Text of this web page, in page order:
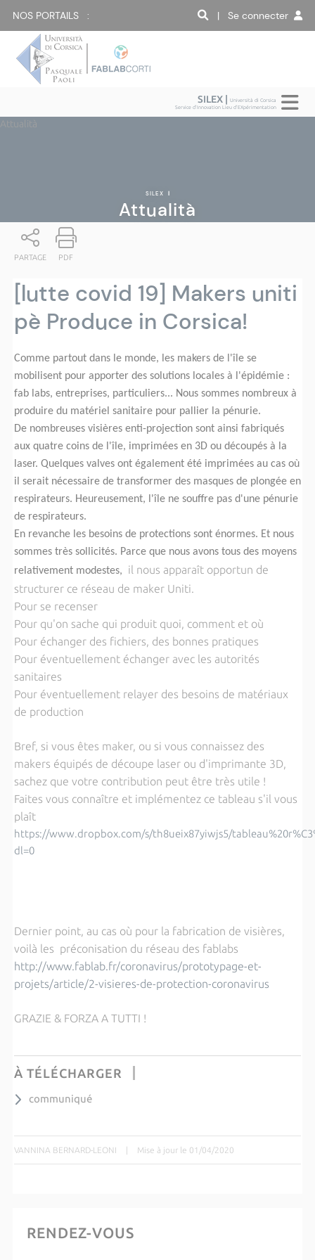
NOS PORTAILS : | Se connecter
SILEX |Università di Corsica
Service d'Innovation Lieu d'EXpérimentation
Attualità
SILEX |
Attualità
PARTAGE PDF
[lutte covid 19] Makers uniti
pè Produce in Corsica!
Comme partout dans le monde, les makers de l'île se
mobilisent pour apporter des solutions locales à l'épidémie :
fab labs, entreprises, particuliers... Nous sommes nombreux à
produire du matériel sanitaire pour pallier la pénurie.
De nombreuses visières enti-projection sont ainsi fabriqués
aux quatre coins de l'île, imprimées en 3D ou découpés à la
laser. Quelques valves ont également été imprimées au cas où
il serait nécessaire de transformer des masques de plongée en
respirateurs. Heureusement, l'île ne souffre pas d'une pénurie
de respirateurs.
En revanche les besoins de protections sont énormes. Et nous
sommes très sollicités. Parce que nous avons tous des moyens
relativement modestes,
il nous apparaît opportun de
structurer ce réseau de maker Uniti.
Pour se recenser
Pour qu'on sache qui produit quoi, comment et où
Pour échanger des fichiers, des bonnes pratiques
Pour éventuellement échanger avec les autorités
sanitaires
Pour éventuellement relayer des besoins de matériaux
de production
Bref, si vous êtes maker, ou si vous connaissez des
makers équipés de découpe laser ou d'imprimante 3D,
sachez que votre contribution peut être très utile !
Faites vous connaître et implémentez ce tableau s'il vous
plaît
https://www.dropbox.com/s/th8ueix87yiwjs5/
dl=0
Dernier point, au cas où pour la fabrication de visières,
voilà les préconisation du réseau des fablabs
http://www.fablab.fr/coronavirus/prototypage-et-
projets/article/2-visieres-de-protection-coronavirus
GRAZIE & FORZA A TUTTI !
À TÉLÉCHARGER
communiqué
VANNINA BERNARD-LEONI | Mise à jour le 01/04/2020
RENDEZ-VOUS